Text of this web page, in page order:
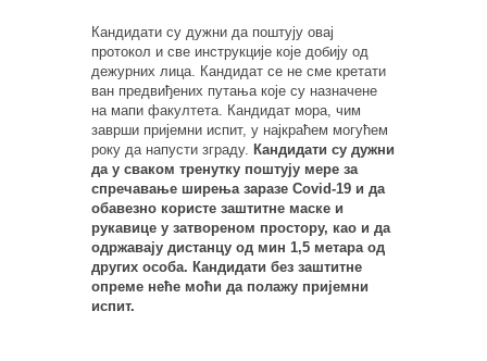
Кандидати су дужни да поштују овај
протокол и све инструкције које добију од
дежурних лица. Кандидат се не сме кретати
ван предвиђених путања које су назначене
на мапи факултета. Кандидат мора, чим
заврши пријемни испит, у најкраћем могућем
року да напусти зграду. Кандидати су дужни
да у сваком тренутку поштују мере за
спречавање ширења заразе Covid-19 и да
обавезно користе заштитне маске и
рукавице у затвореном простору, као и да
одржавају дистанцу од мин 1,5 метара од
других особа. Кандидати без заштитне
опреме неће моћи да полажу пријемни
испит.